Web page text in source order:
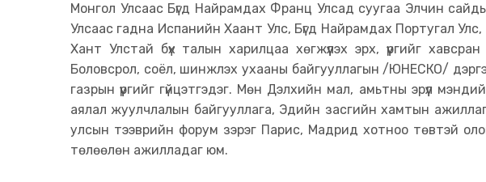
Монгол Улсаас Бүгд Найрамдах Франц Улсад суугаа Элчин
Улсаас гадна Испанийн Хаант Улс, Бүгд Найрамдах Португал
Хант Улстай бүх талын харилцаа хөгжүүлэх эрх, үүргийг
Боловсрол, соёл, шинжлэх ухааны байгууллагын /ЮНЕСКО/
газрын үүргийг гүйцэтгэдэг. Мөн Дэлхийн мал, амьтны эрүүл
аялал жуулчлалын байгууллага, Эдийн засгийн хамтын
улсын тээврийн форум зэрэг Парис, Мадрид хотноо төвтэй
төлөөлөн ажилладаг юм.